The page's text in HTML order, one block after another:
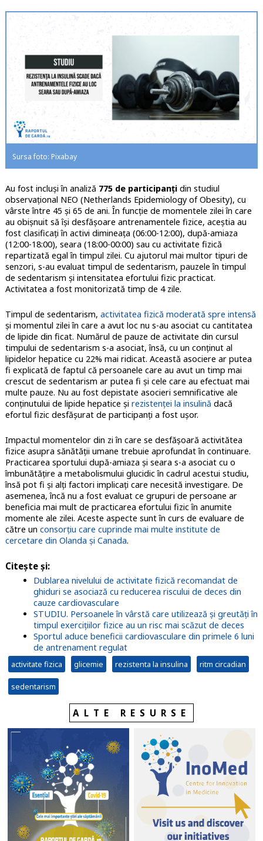
Sursa foto: Pixabay
Au fost incluşi în analiză 775 de participanţidin studiul
observaţional NEO (Netherlands Epidemiology of Obesity), cu
vârste între 45 şi 65 de ani. În funcţie de momentele zilei în care
au obişnuit să îşi desfăşoare antrenamentele fizice, aceştia au
fost clasificaţi în activi dimineaţa (06:00-12:00), după-amiaza
(12:00-18:00), seara (18:00-00:00) sau cu activitate fizică
repartizată egal în timpul zilei. Cu ajutorul mai multor tipuri de
senzori, s-au evaluat timpul de sedentarism, pauzele în timpul
de sedentarism şi intensitatea efortului fizic practicat.
Activitatea a fost monitorizată timp de 4 zile.
Timpul de sedentarism, activitatea fizică moderată spre intensă
şi momentul zilei în care a avut loc nu s-au asociat cu cantitatea
de lipide din ficat. Numărul de pauze de activitate din cursul
timpului de sedentarism s-a asociat, însă, cu un conținut al
lipidelor hepatice cu 22% mai ridicat. Această asociere ar putea
fi explicată de faptul că persoanele care au avut un timp mai
crescut de sedentarism ar putea fi şi cele care au efectuat mai
multe pauze. Nu au fost depistate asocieri semnificative ale
conținutului de lipide hepatice și rezistenței la insulină dacă
efortul fizic desfășurat de participanți a fost ușor.
Impactul momentelor din zi în care se desfăşoară activitătea
fizice asupra sănătăţii umane trebuie aprofundat în continuare.
Practicarea sportului după-amiaza și seara s-a asociat cu o
îmbunătățire a metabolismului glucidic în cadrul acestui studiu,
însă pot fi și alți factori implicați care necesită investigare. De
asemenea, încă nu a fost evaluat ce grupuri de persoane ar
beneficia mai mult de practicarea efortului fizic în anumite
momente ale zilei. Aceste aspecte sunt în curs de evaluare de
către un consorțiu care cuprinde mai multe institute de
cercetare din Olanda și Canada.
Citeşte şi:
Dublarea nivelului de activitate fizică recomandat de
ghiduri se asociază cu reducerea riscului de deces din
cauze cardiovasculare
STUDIU. Persoanele în vârstă care utilizează și greutăți în
timpul exercițiilor fizice au un risc mai scăzut de deces
Sportul aduce beneficii cardiovasculare din primele 6 luni
de antrenament regulat
activitate fizica glicemie rezistenta la insulina ritm circadian
sedentarism
ALTE RESURSE